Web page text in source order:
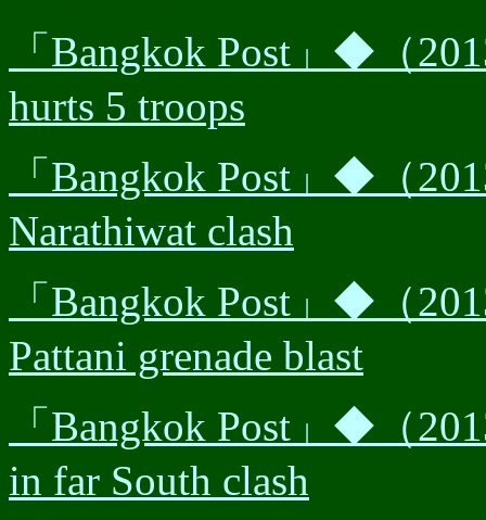
「Bangkok Post」◆（
hurts 5 troops
「Bangkok Post」◆（
Narathiwat clash
「Bangkok Post」◆（
Pattani grenade blast
「Bangkok Post」◆（
in far South clash